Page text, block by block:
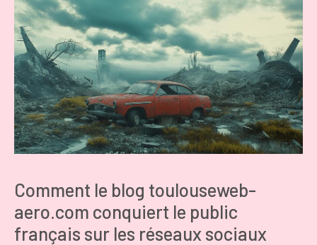
Comment le blog toulouseweb-
aero.com conquiert le public
français sur les réseaux sociaux